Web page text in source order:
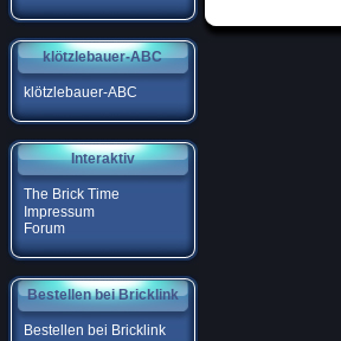
klötzlebauer-ABC
klötzlebauer-ABC
Interaktiv
The Brick Time
Impressum
Forum
Bestellen bei Bricklink
Bestellen bei Bricklink